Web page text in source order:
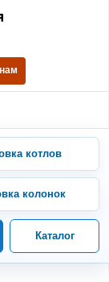
Газовая
котлов
колонок
Каталог